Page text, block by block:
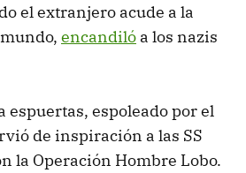
el extranjero acude a la
encandiló a los nazis
espuertas, espoleado por el
de inspiración a las SS
la Operación Hombre Lobo.